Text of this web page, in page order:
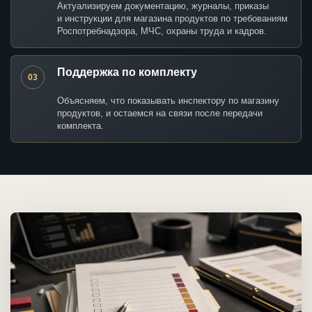
Актуализируем документацию, журналы, приказы
и инструкции для магазина продуктов по требованиям
Роспотребнадзора, МЧС, охраны труда и кадров.
03 Поддержка по комплекту
Объясняем, что показывать инспектору по магазину
продуктов, и остаемся на связи после передачи
комплекта.